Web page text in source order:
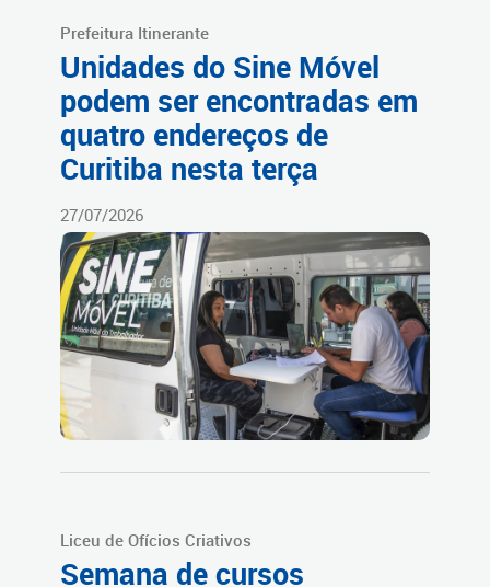
Prefeitura Itinerante
Unidades do Sine Móvel
podem ser encontradas em
quatro endereços de
Curitiba nesta terça
27/07/2026
Liceu de Ofícios Criativos
Semana de cursos